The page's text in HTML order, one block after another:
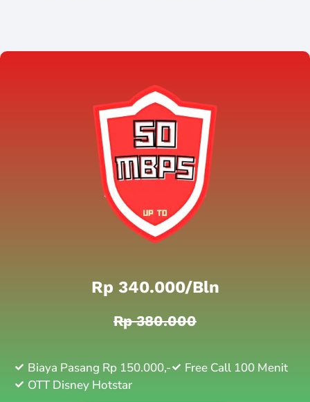
Rp 340.000/bln
Rp 380.000
Biaya Pasang Rp 150.000,-
Free Call 100 Menit
OTT Disney Hotstar